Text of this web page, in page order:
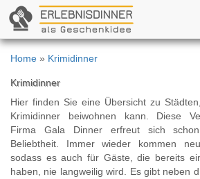
Home » Krimidinner
Krimidinner
Hier finden Sie eine Übersicht zu
Krimidinner beiwohnen kann. Diese
Firma Gala Dinner erfreut sich
Beliebtheit. Immer wieder kommen
sodass es auch für Gäste, die bereits
haben, nie langweilig wird. Es gibt neben